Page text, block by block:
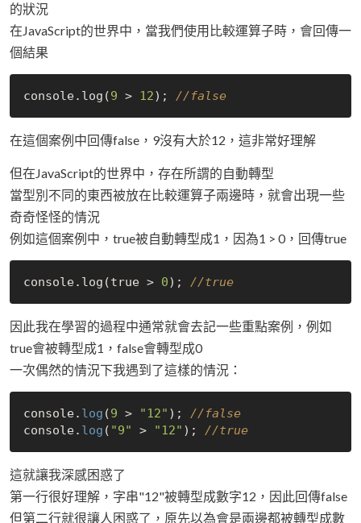
的狀況
在JavaScript的世界中，當我們使用比較運算子時，會回傳一
個結果
console.log(9 > 12); //false
在這個案例中回傳false，9沒有大於12，這非常好理解
但在JavaScript的世界中，存在所謂的自動轉型
當型別不同的東西被放在比較運算子兩邊時，就會出現一些
奇奇怪怪的情況
例如這個案例中，true被自動轉型成1，因為1 > 0，回傳true
console.log(true > 0); //true
因此我在學習的過程中通常就會去記一些重點案例，例如
true會被轉型成1，false會轉型成0
一次偶然的情況下我遇到了這樣的情況：
console. log (9 > "12" ); //false
console. log ( "9" > "12" ); //true
這就讓我深感困惑了
第一行很好理解，字串"12"被轉型成數字12，因此回傳false
但第二行就很讓人困惑了，原先以為會是兩邊都被轉型成數